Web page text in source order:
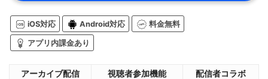
iOS対応 Android対応 料金無料
アプリ内課金あり
アーカイブ配信 視聴者参加機能 配信者コラボ